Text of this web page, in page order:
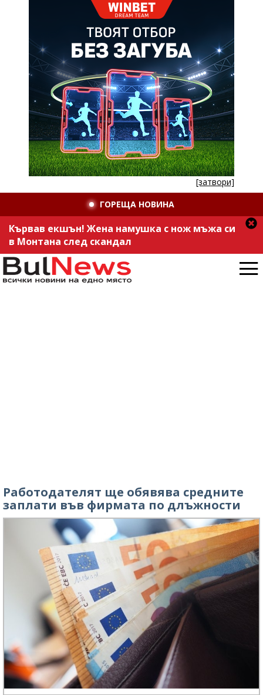
[затвори]
ГОРЕЩА НОВИНА
Кървав екшън! Жена намушка с нож мъжа си
в Монтана след скандал
Работодателят ще обявява средните
заплати във фирмата по длъжности